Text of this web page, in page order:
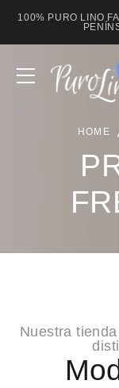
100% PURO LINO
HOME
Nuestra